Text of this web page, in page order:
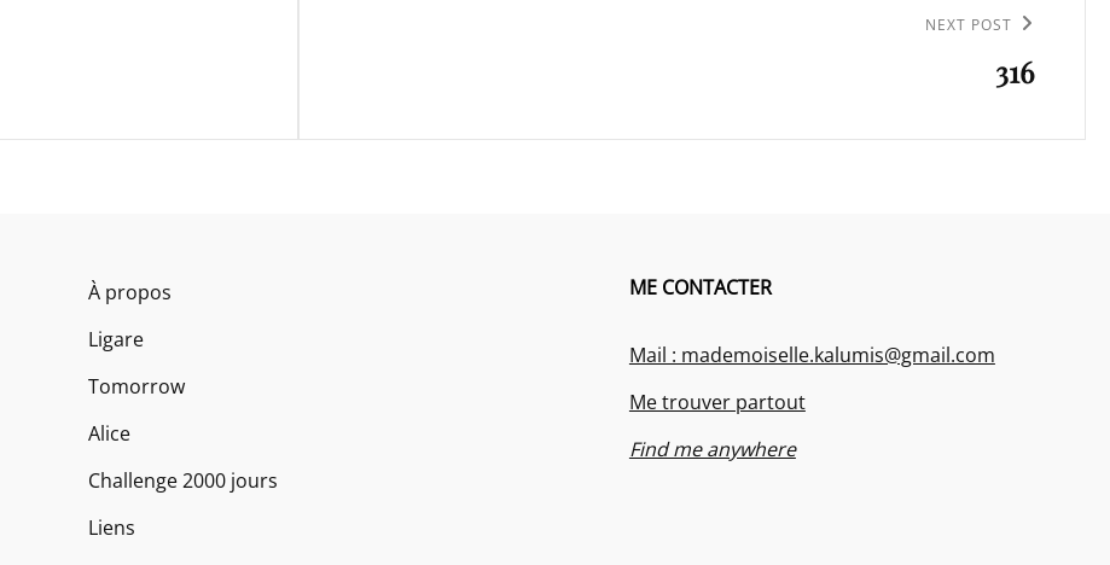
NEXT POST
316
À propos
Ligare
Tomorrow
Alice
Challenge 2000 jours
Liens
ME CONTACTER
Mail : mademoiselle.kalumis@gmail.com
Me trouver partout
Find me anywhere